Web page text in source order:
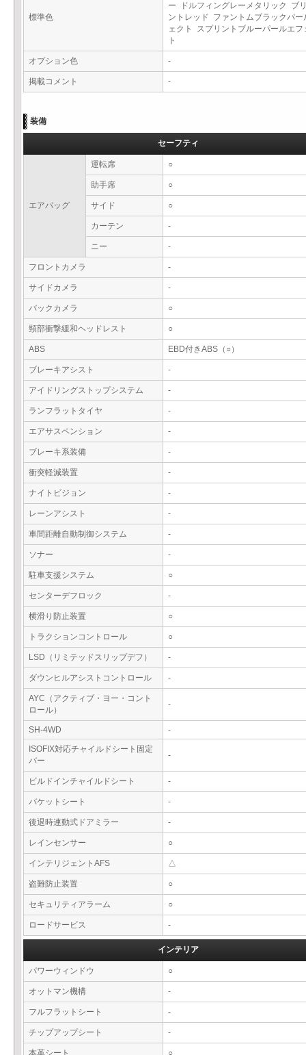
標準色
ー ドルフィングレーメタリック ブ
ントレッド ファントムブラックパー
ェクト スプリントブルーパールエフ
ト
オプション色 -
掲載コメント -
装備
セーフティ
エアバッグ
運転席 ○
助手席 ○
サイド ○
カーテン -
ニー -
フロントカメラ -
サイドカメラ -
バックカメラ ○
頸部衝撃緩和ヘッドレスト ○
ABS EBD付きABS（○）
ブレーキアシスト -
アイドリングストップシステム -
ランフラットタイヤ -
エアサスペンション -
ブレーキ系装備 -
衝突軽減装置 -
ナイトビジョン -
レーンアシスト -
車間距離自動制御システム -
ソナー -
駐車支援システム ○
センターデフロック -
横滑り防止装置 ○
トラクションコントロール ○
LSD（リミテッドスリップデフ） -
ダウンヒルアシストコントロール -
AYC（アクティブ・ヨー・コント
ロール）
-
SH-4WD
-
ISOFIX対応チャイルドシート固定
バー
-
ビルドインチャイルドシート -
バケットシート -
後退時連動式ドアミラー -
レインセンサー ○
インテリジェントAFS △
盗難防止装置 ○
セキュリティアラーム ○
ロードサービス -
インテリア
パワーウィンドウ ○
オットマン機構 -
フルフラットシート -
チップアップシート -
本革シート ○